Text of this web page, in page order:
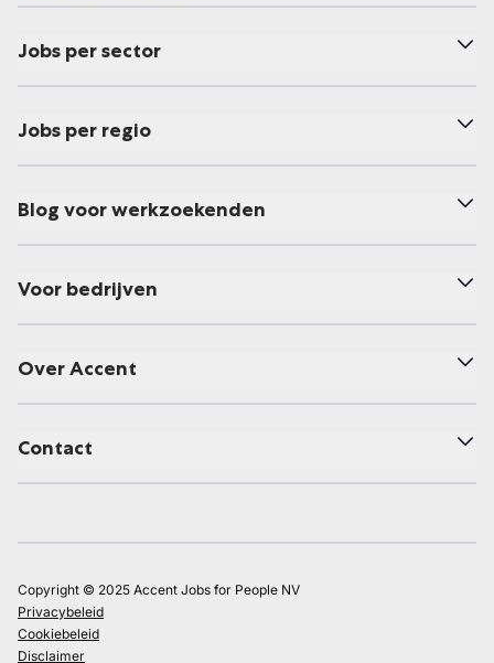
Jobs per sector
Jobs per regio
Blog voor werkzoekenden
Voor bedrijven
Over Accent
Contact
Copyright © 2025 Accent Jobs for People NV
Privacybeleid
Cookiebeleid
Disclaimer